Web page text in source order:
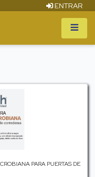
ENTRAR
PARA PUERTAS DE